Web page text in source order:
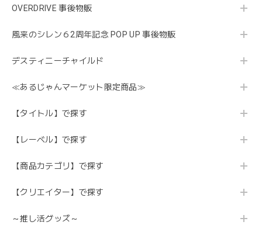
OVERDRIVE 事後物販
風来のシレン６2周年記念 POP UP 事後物販
デスティニーチャイルド
≪あるじゃんマーケット限定商品≫
【タイトル】で探す
【レーベル】で探す
【商品カテゴリ】で探す
【クリエイター】で探す
～推し活グッズ～